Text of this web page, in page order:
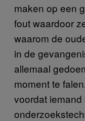
maken op een
fout waardoor
waarom de
in de
allemaal
moment te
voordat